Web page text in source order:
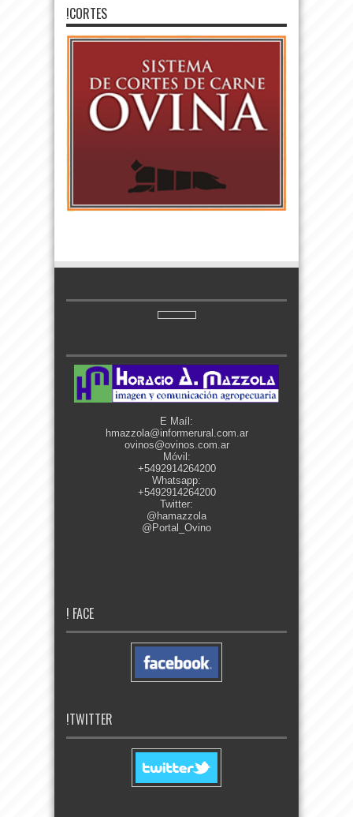
!CORTES
E Maíl:
hmazzola@informerural.com.ar
ovinos@ovinos.com.ar
Móvil:
+5492914264200
Whatsapp:
+5492914264200
Twitter:
@hamazzola
@Portal_Ovino
! FACE
!TWITTER